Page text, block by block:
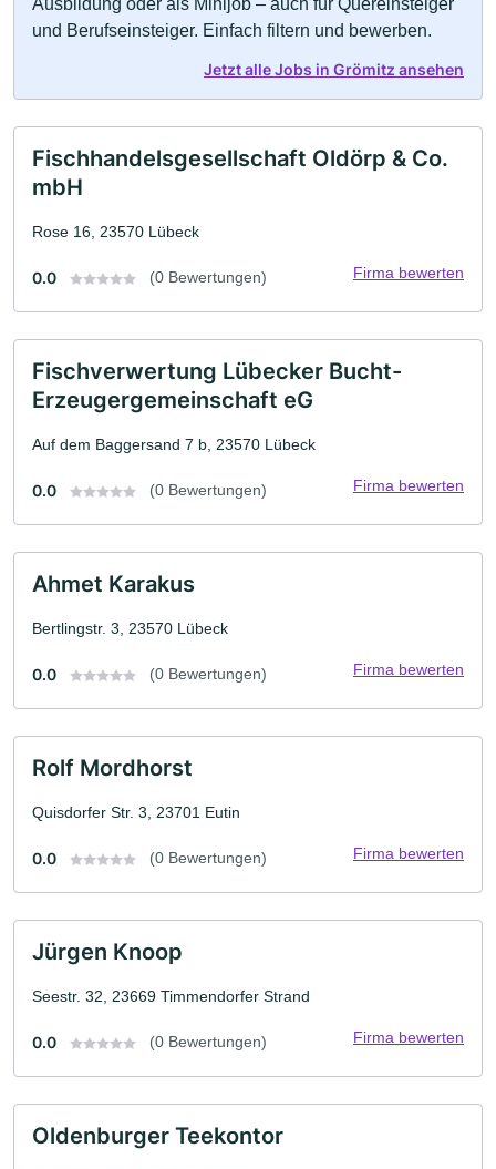
Ausbildung oder als Minijob – auch für Quereinsteiger
und Berufseinsteiger. Einfach filtern und bewerben.
Jetzt alle Jobs in Grömitz ansehen
Fischhandelsgesellschaft Oldörp & Co.
mbH
Rose 16, 23570 Lübeck
0.0 (0 Bewertungen) Firma bewerten
Fischverwertung Lübecker Bucht-
Erzeugergemeinschaft eG
Auf dem Baggersand 7 b, 23570 Lübeck
0.0 (0 Bewertungen) Firma bewerten
Ahmet Karakus
Bertlingstr. 3, 23570 Lübeck
0.0 (0 Bewertungen) Firma bewerten
Rolf Mordhorst
Quisdorfer Str. 3, 23701 Eutin
0.0 (0 Bewertungen) Firma bewerten
Jürgen Knoop
Seestr. 32, 23669 Timmendorfer Strand
0.0 (0 Bewertungen) Firma bewerten
Oldenburger Teekontor